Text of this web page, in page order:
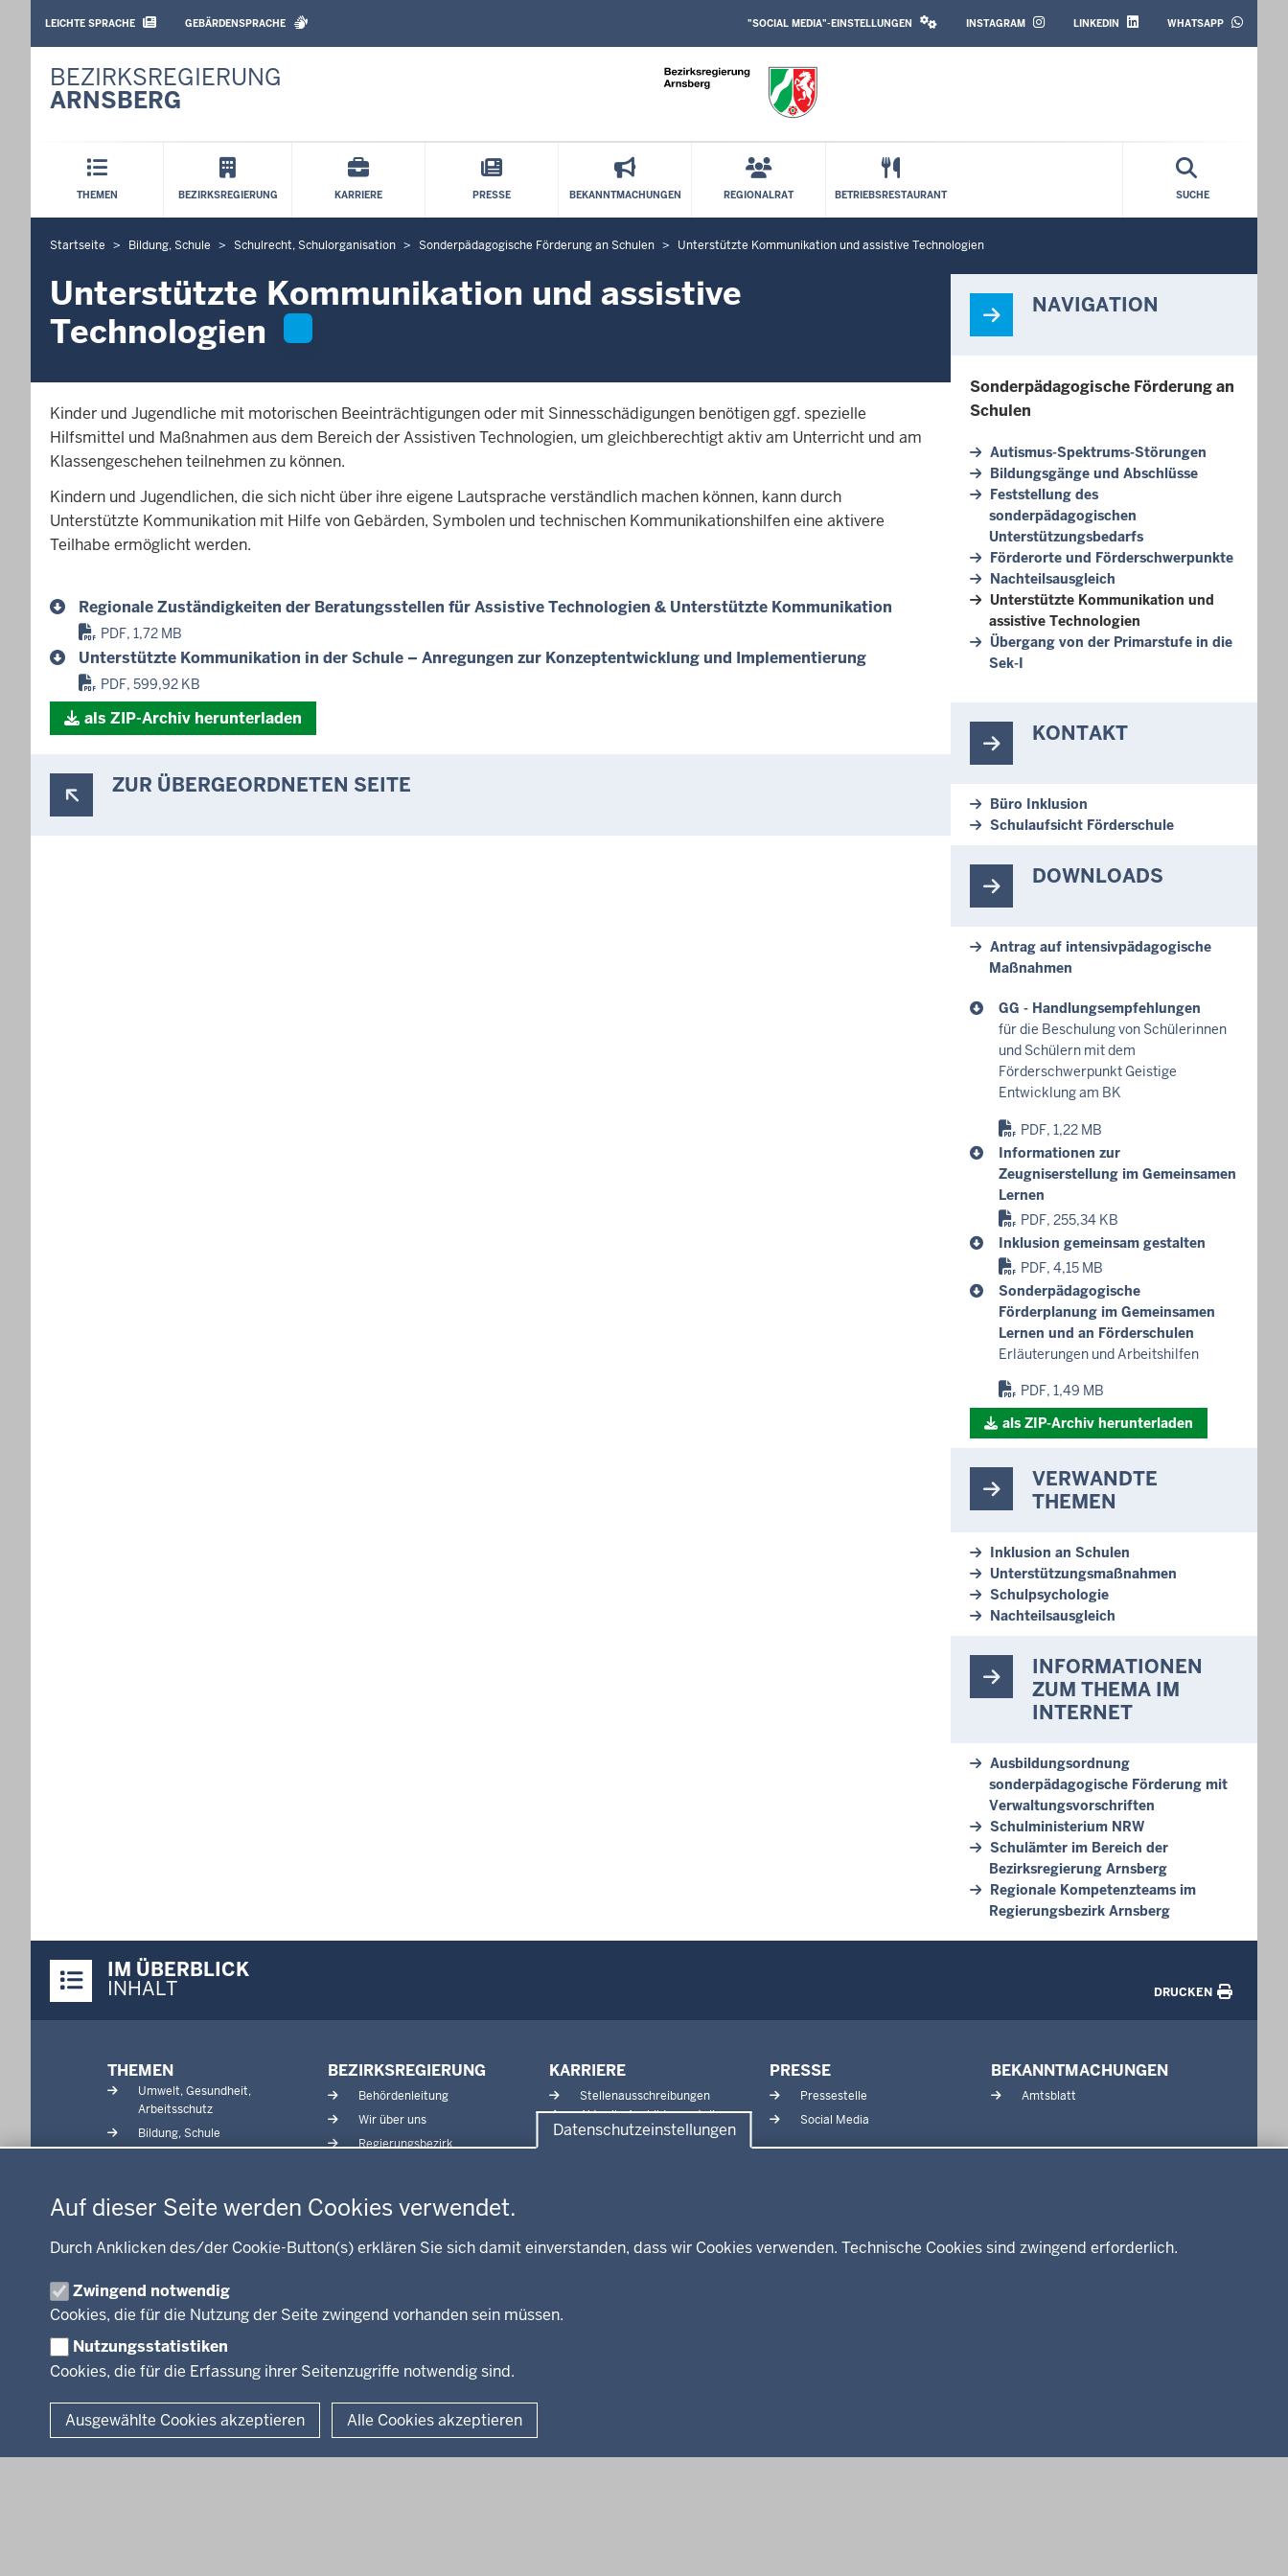
Datenschutzeinstellungen
Auf dieser Seite werden Cookies verwendet.
Durch Anklicken des/der Cookie-Button(s) erklären Sie sich damit einverstanden, dass wir Cookies verwenden. Technische Cookies sind zwingend erforderlich.
Zwingend notwendig
Cookies, die für die Nutzung der Seite zwingend vorhanden sein müssen.
Nutzungsstatistiken
Cookies, die für die Erfassung ihrer Seitenzugriffe notwendig sind.
Ausgewählte Cookies akzeptieren Alle Cookies akzeptieren
SPRACHEN
LEICHTE SPRACHE GEBÄRDENSPRACHE
MEDIA
"SOCIAL MEDIA"-EINSTELLUNGEN
MEDIA
INSTAGRAM LINKEDIN WHATSAPP
BEZIRKSREGIERUNG
ARNSBERG
Hauptmenü
THEMEN BEZIRKSREGIERUNG KARRIERE PRESSE BEKANNTMACHUNGEN REGIONALRAT BETRIEBSRESTAURANT SUCHE
S
e
b
e
n
d
e
n
s
i
h
e
Startseite Bildung, Schule Schulrecht, Schulorganisation Sonderpädagogische Förderung an Schulen Unterstützte Kommunikation und assistive Technologien
Unterstützte Kommunikation und assistive
Technologien
Kinder und Jugendliche mit motorischen Beeinträchtigungen oder mit Sinnesschädigungen benötigen ggf. spezielle
Hilfsmittel und Maßnahmen aus dem Bereich der Assistiven Technologien, um gleichberechtigt aktiv am Unterricht und am
Klassengeschehen teilnehmen zu können.
Kindern und Jugendlichen, die sich nicht über ihre eigene Lautsprache verständlich machen können, kann durch
Unterstützte Kommunikation mit Hilfe von Gebärden, Symbolen und technischen Kommunikationshilfen eine aktivere
Teilhabe ermöglicht werden.
Regionale Zuständigkeiten der Beratungsstellen für Assistive Technologien & Unterstützte Kommunikation
PDF, 1,72 MB
Unterstützte Kommunikation in der Schule – Anregungen zur Konzeptentwicklung und Implementierung
PDF, 599,92 KB
als ZIP-Archiv herunterladen
ZUR ÜBERGEORDNETEN SEITE
NAVIGATION
Sonderpädagogische Förderung an
Schulen
Autismus-Spektrums-Störungen
Bildungsgänge und Abschlüsse
Feststellung des
sonderpädagogischen
Unterstützungsbedarfs
Förderorte und Förderschwerpunkte
Nachteilsausgleich
Unterstützte Kommunikation und
assistive Technologien
Übergang von der Primarstufe in die
Sek-I
KONTAKT
Büro Inklusion
Schulaufsicht Förderschule
DOWNLOADS
Antrag auf intensivpädagogische
Maßnahmen
GG - Handlungsempfehlungen
für die Beschulung von Schülerinnen
und Schülern mit dem
Förderschwerpunkt Geistige
Entwicklung am BK
PDF, 1,22 MB
Informationen zur
Zeugniserstellung im Gemeinsamen
Lernen
PDF, 255,34 KB
Inklusion gemeinsam gestalten
PDF, 4,15 MB
Sonderpädagogische
Förderplanung im Gemeinsamen
Lernen und an Förderschulen
Erläuterungen und Arbeitshilfen
PDF, 1,49 MB
als ZIP-Archiv herunterladen
VERWANDTE
THEMEN
Inklusion an Schulen
Unterstützungsmaßnahmen
Schulpsychologie
Nachteilsausgleich
INFORMATIONEN
ZUM THEMA IM
INTERNET
Ausbildungsordnung
sonderpädagogische Förderung mit
Verwaltungsvorschriften
Schulministerium NRW
Schulämter im Bereich der
Bezirksregierung Arnsberg
Regionale Kompetenzteams im
Regierungsbezirk Arnsberg
Inhalte
IM ÜBERBLICK
INHALT DRUCKEN
THEMEN
Umwelt, Gesundheit,
Arbeitsschutz
Bildung, Schule
Kommunalaufsicht, Planung,
Kultur, Sport
Recht, Ordnung
Förderportal, Wirtschaft
BEZIRKSREGIERUNG
Behördenleitung
Wir über uns
Regierungsbezirk
KARRIERE
Stellenausschreibungen
Aktuelle Ausbildungsstellen
und Praktika
PRESSE
Pressestelle
Social Media
BEKANNTMACHUNGEN
Amtsblatt